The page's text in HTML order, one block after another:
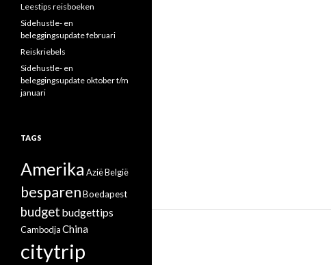
Leestips reisboeken
Sidehustle- en
beleggingsupdate februari
Reiskriebels
Sidehustle- en
beleggingsupdate oktober t/m
januari
TAGS
Amerika AziëBelgië
besparenBoedapest
budget budgettips
CambodjaChina
citytrip